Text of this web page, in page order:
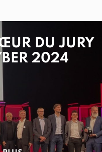
DU JURY
2024